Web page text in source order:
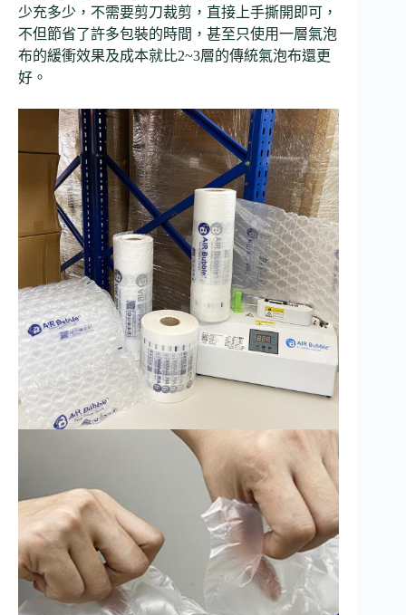
少充多少，不需要剪刀裁剪，直接上手撕開即可，
不但節省了許多包裝的時間，甚至只使用一層氣泡
布的緩衝效果及成本就比2~3層的傳統氣泡布還更
好。